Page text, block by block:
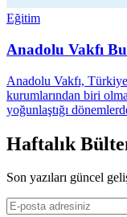
Eğitim
Anadolu Vakfı
Anadolu Vakfı,
kurumlarından biri
yoğunlaştığı
Haftalık
Son yazıları güncel